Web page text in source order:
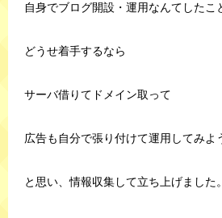
自身でブログ開設・運用なんてしたこ
どうせ着手するなら
サーバ借りてドメイン取って
広告も自分で張り付けて運用してみよ
と思い、情報収集して立ち上げました。